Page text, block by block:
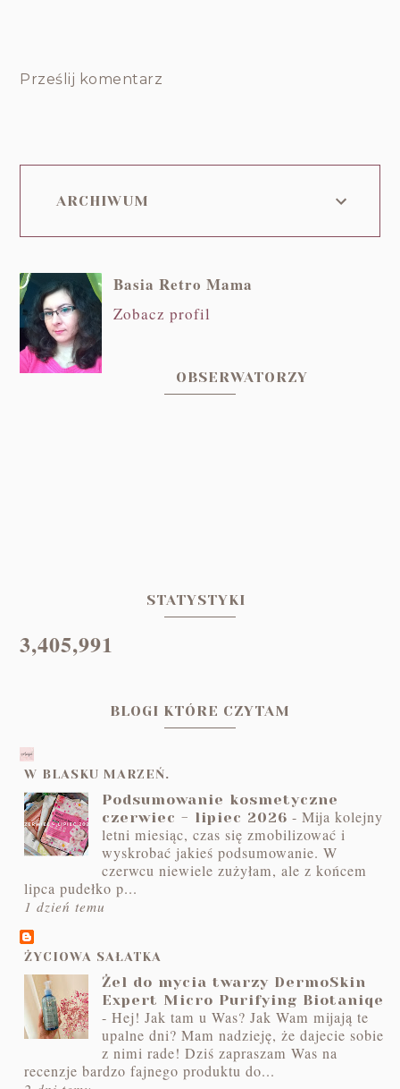
Prześlij komentarz
ARCHIWUM
Basia Retro Mama
Zobacz profil
OBSERWATORZY
STATYSTYKI
3,405,991
BLOGI KTÓRE CZYTAM
W BLASKU MARZEŃ.
Podsumowanie kosmetyczne
czerwiec - lipiec 2026 -Mija kolejny
letni miesiąc, czas się zmobilizować i
wyskrobać jakieś podsumowanie. W
czerwcu niewiele zużyłam, ale z końcem
lipca pudełko p...
1 dzień temu
ŻYCIOWA SAŁATKA
Żel do mycia twarzy DermoSkin
Expert Micro Purifying Biotaniqe
-Hej! Jak tam u Was? Jak Wam mijają te
upalne dni? Mam nadzieję, że dajecie sobie
z nimi rade! Dziś zapraszam Was na
recenzje bardzo fajnego produktu do...